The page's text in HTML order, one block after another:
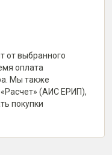
от выбранного
оплата
Мы также
(АИС ЕРИП),
покупки